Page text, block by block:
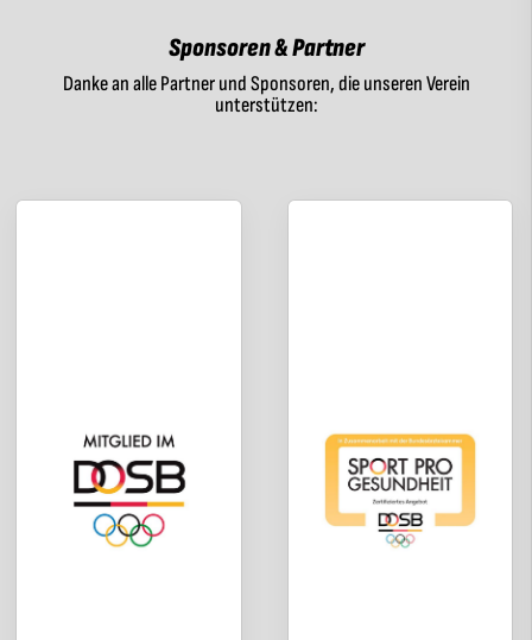
Sponsoren & Partner
Danke an alle Partner und Sponsoren, die unseren Verein
unterstützen: